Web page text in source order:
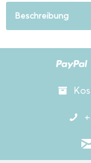
Beschreibung